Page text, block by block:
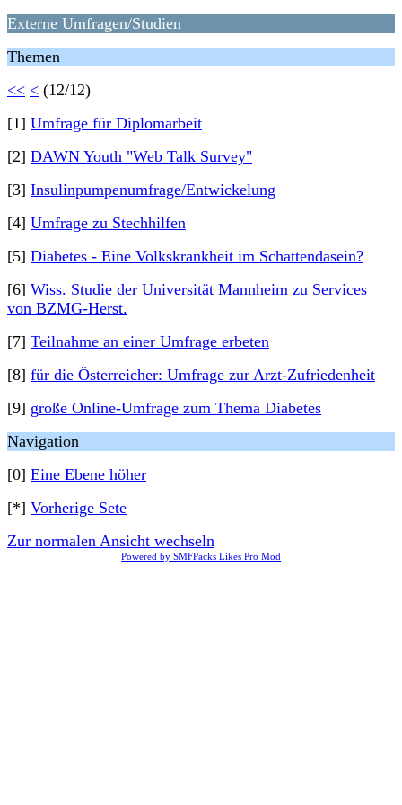
Externe Umfragen/Studien
Themen
<< < (12/12)
[1] Umfrage für Diplomarbeit
[2] DAWN Youth "Web Talk Survey"
[3] Insulinpumpenumfrage/Entwickelung
[4] Umfrage zu Stechhilfen
[5] Diabetes - Eine Volkskrankheit im Schattendasein?
[6] Wiss. Studie der Universität Mannheim zu Services
von BZMG-Herst.
[7] Teilnahme an einer Umfrage erbeten
[8] für die Österreicher: Umfrage zur Arzt-Zufriedenheit
[9] große Online-Umfrage zum Thema Diabetes
Navigation
[0] Eine Ebene höher
[*] Vorherige Sete
Zur normalen Ansicht wechseln
Powered by SMFPacks Likes Pro Mod